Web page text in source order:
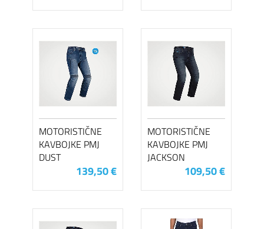
MOTORISTIČNE
KAVBOJKE PMJ
DUST
139,50 €
MOTORISTIČNE
KAVBOJKE PMJ
JACKSON
109,50 €